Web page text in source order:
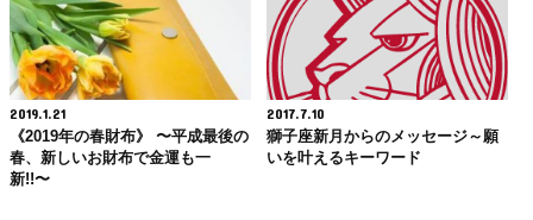
2019.1.21
《2019年の春財布》 〜平成最後の
春、新しいお財布で金運も一
新!!〜
2017.7.10
獅子座新月からのメッセージ～願
いを叶えるキーワード